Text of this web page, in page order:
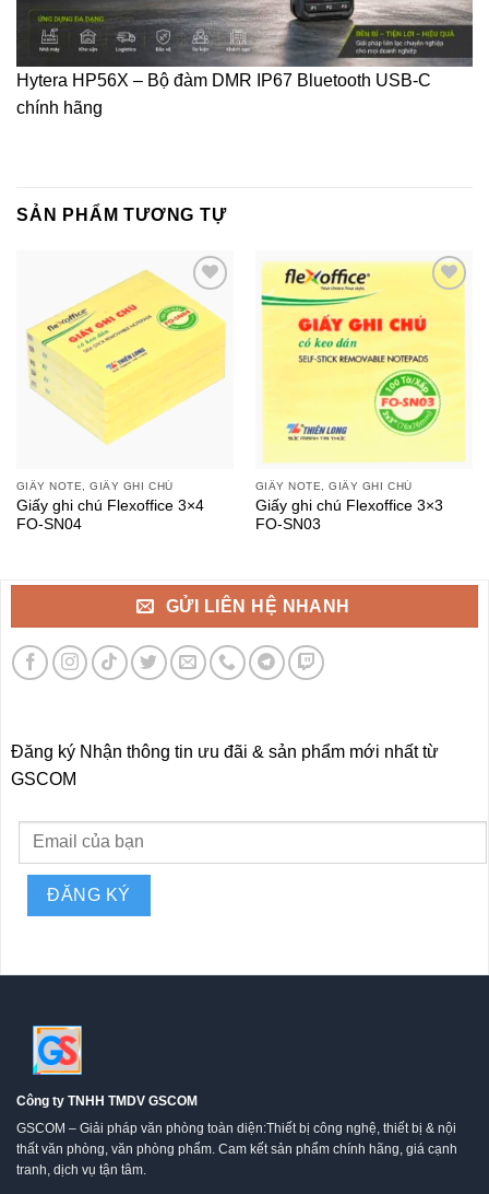
Hytera HP56X – Bộ đàm DMR IP67 Bluetooth USB-C
chính hãng
SẢN PHẨM TƯƠNG TỰ
GIẤY NOTE, GIẤY GHI CHÚ
Giấy ghi chú Flexoffice 3×4
FO-SN04
GIẤY NOTE, GIẤY GHI CHÚ
Giấy ghi chú Flexoffice 3×3
FO-SN03
GỬI LIÊN HỆ NHANH
Đăng ký Nhận thông tin ưu đãi & sản phẩm mới nhất từ
GSCOM
Công ty TNHH TMDV GSCOM
GSCOM – Giải pháp văn phòng toàn diện:Thiết bị công nghệ, thiết bị & nội
thất văn phòng, văn phòng phẩm. Cam kết sản phẩm chính hãng, giá cạnh
tranh, dịch vụ tận tâm.